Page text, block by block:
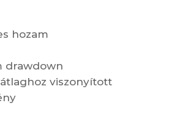
hozam
drawdown
viszonyított